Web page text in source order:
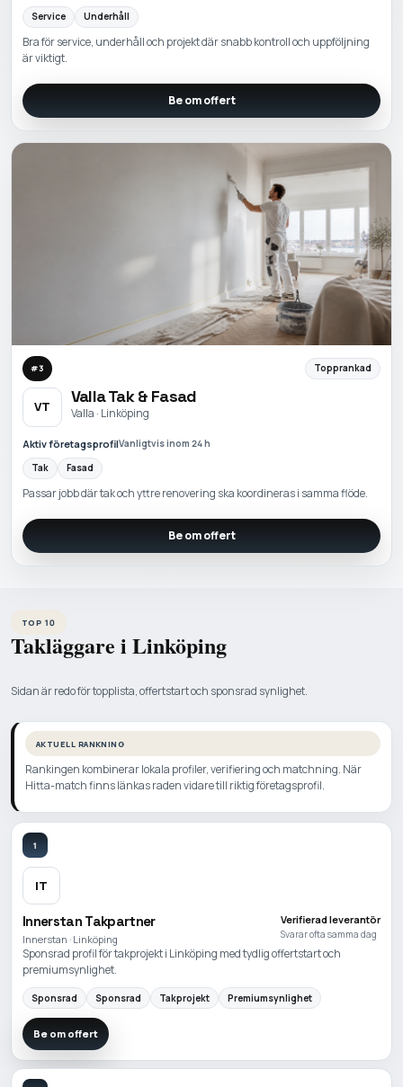
Service
Underhåll
Bra för service, underhåll och projekt där snabb kontroll och uppföljning
är viktigt.
Be om offert
#3 Topprankad
VT
Valla Tak & Fasad
Valla · Linköping
Aktiv företagsprofilVanligtvis inom 24 h
Tak
Fasad
Passar jobb där tak och yttre renovering ska koordineras i samma flöde.
Be om offert
TOP 10
Takläggare i Linköping
Sidan är redo för topplista, offertstart och sponsrad synlighet.
AKTUELL RANKNING
Rankingen kombinerar lokala profiler, verifiering och matchning. När
Hitta-match finns länkas raden vidare till riktig företagsprofil.
1
IT
Innerstan Takpartner
Innerstan · Linköping
Verifierad leverantör
Svarar ofta samma dag
Sponsrad profil för takprojekt i Linköping med tydlig offertstart och
premiumsynlighet.
Sponsrad Sponsrad Takprojekt Premiumsynlighet
Be om offert